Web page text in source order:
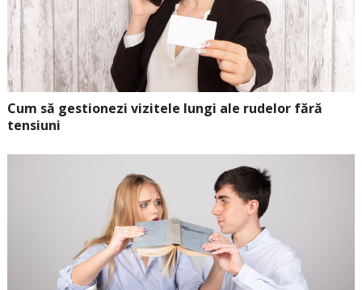
Cum să gestionezi vizitele lungi ale rudelor fără
tensiuni